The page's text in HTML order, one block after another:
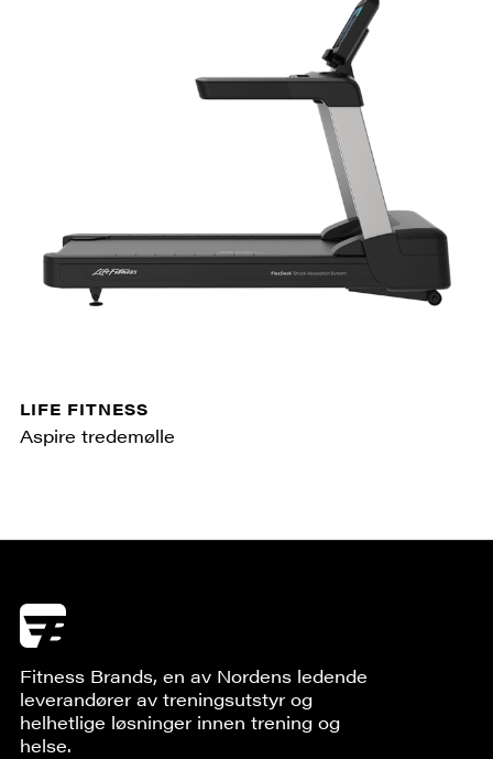
LIFE FITNESS
Aspire tredemølle
Fitness Brands, en av Nordens ledende
leverandører av treningsutstyr og
helhetlige løsninger innen trening og
helse.